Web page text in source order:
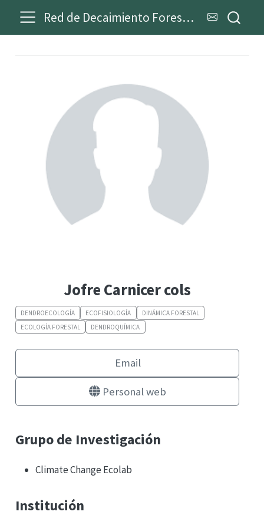
Red de Decaimiento Forestal
Jofre Carnicer cols
DENDROECOLOGÍA ECOFISIOLOGÍA
DINÁMICA FORESTAL
ECOLOGÍA FORESTAL
DENDROQUÍMICA
Email
Personal web
Grupo de Investigación
Climate Change Ecolab
Institución